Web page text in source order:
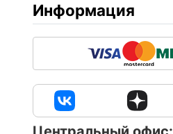
Информация